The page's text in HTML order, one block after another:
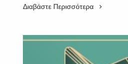
Διαβάστε Περισσότερα